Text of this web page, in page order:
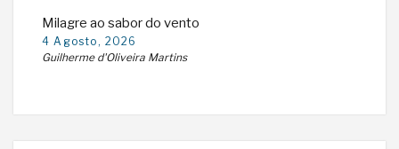
Milagre ao sabor do vento
4 Agosto, 2026
Guilherme d'Oliveira Martins